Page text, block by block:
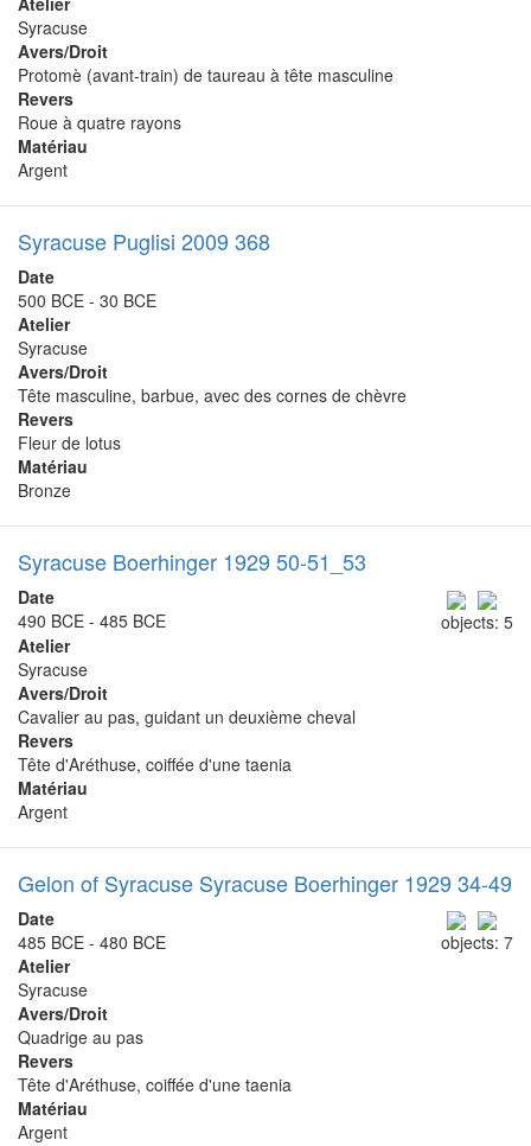
Syracuse
Avers/Droit
Protomè (avant-train) de taureau à tête masculine
Revers
Roue à quatre rayons
Matériau
Argent
Syracuse Puglisi 2009 368
Date
500 BCE - 30 BCE
Atelier
Syracuse
Avers/Droit
Tête masculine, barbue, avec des cornes de chèvre
Revers
Fleur de lotus
Matériau
Bronze
Syracuse Boerhinger 1929 50-51_53
objects: 5
Date
490 BCE - 485 BCE
Atelier
Syracuse
Avers/Droit
Cavalier au pas, guidant un deuxième cheval
Revers
Tête d'Aréthuse, coiffée d'une taenia
Matériau
Argent
Gelon of Syracuse Syracuse Boerhinger 1929 34-49
objects: 7
Date
485 BCE - 480 BCE
Atelier
Syracuse
Avers/Droit
Quadrige au pas
Revers
Tête d'Aréthuse, coiffée d'une taenia
Matériau
Argent